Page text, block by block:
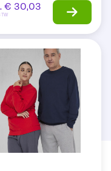
€ 30,03